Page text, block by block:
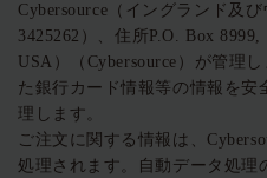
Cybersource（イングランド及
3425262）、住所P.O. Box
USA）（Cybersource）が管理
た銀行カード情報等の情報を安
理します。
ご注文に関する情報は、
処理されます。自動データ処理